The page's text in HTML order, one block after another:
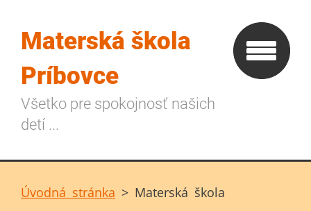
Materská škola
Príbovce
Všetko pre spokojnosť našich
detí ...
Úvodná stránka > Materská škola